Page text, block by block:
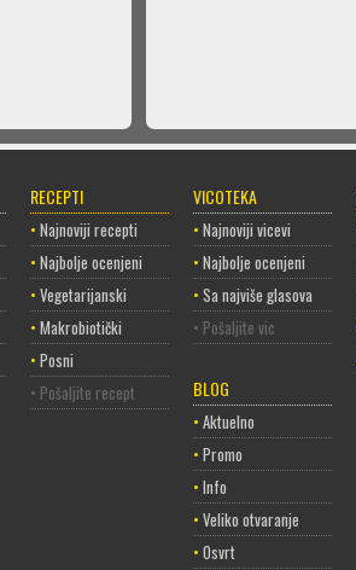
RECEPTI
• Najnoviji recepti
• Najbolje ocenjeni
• Vegetarijanski
• Makrobiotički
• Posni
• Pošaljite recept
VICOTEKA
• Najnoviji vicevi
• Najbolje ocenjeni
• Sa najviše glasova
• Pošaljite vic
BLOG
• Aktuelno
• Promo
• Info
• Veliko otvaranje
• Osvrt